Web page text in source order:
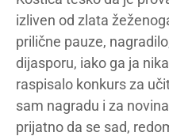
izliven od zlata
prilične pauze,
dijasporu, iako ga ja
raspisalo konkurs za
sam nagradu i za
prijatno da se sad,